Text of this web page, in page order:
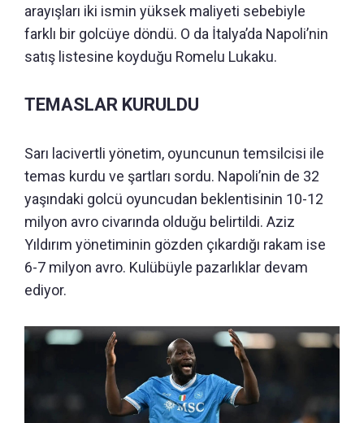
arayışları iki ismin yüksek maliyeti sebebiyle
farklı bir golcüye döndü. O da İtalya’da Napoli’nin
satış listesine koyduğu Romelu Lukaku.
TEMASLAR KURULDU
Sarı lacivertli yönetim, oyuncunun temsilcisi ile
temas kurdu ve şartları sordu. Napoli’nin de 32
yaşındaki golcü oyuncudan beklentisinin 10-12
milyon avro civarında olduğu belirtildi. Aziz
Yıldırım yönetiminin gözden çıkardığı rakam ise
6-7 milyon avro. Kulübüyle pazarlıklar devam
ediyor.